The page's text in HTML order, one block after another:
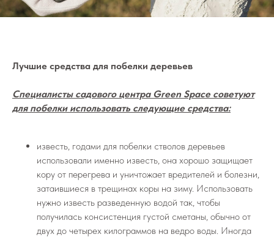
Лучшие средства для побелки деревьев
Специалисты садового центра Green Space советуют
для побелки использовать следующие средства:
известь, годами для побелки стволов деревьев
использовали именно известь, она хорошо защищает
кору от перегрева и уничтожает вредителей и болезни,
затаившиеся в трещинах коры на зиму. Использовать
нужно известь разведенную водой так, чтобы
получилась консистенция густой сметаны, обычно от
двух до четырех килограммов на ведро воды. Иногда